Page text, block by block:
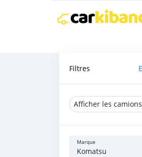
Filtres
Afficher les
Marque
Komatsu